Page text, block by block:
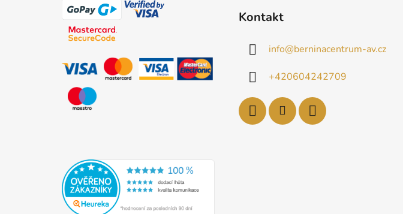
Kontakt
info@berninacentrum-av.cz
+420604242709